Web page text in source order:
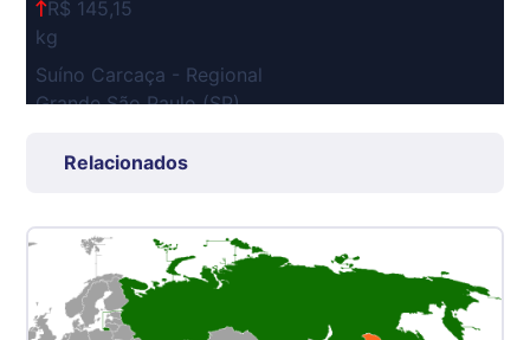
R$ 145,15
kg
Suíno Carcaça - Regional
Grande São Paulo (SP)
SP
R$ 5,06
Suíno - Estadual
Relacionados